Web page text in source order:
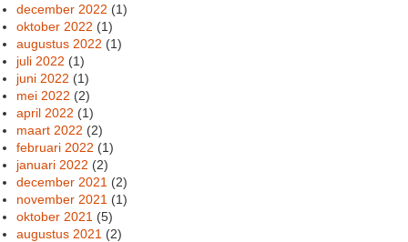
december 2022 (1)
oktober 2022 (1)
augustus 2022 (1)
juli 2022 (1)
juni 2022 (1)
mei 2022 (2)
april 2022 (1)
maart 2022 (2)
februari 2022 (1)
januari 2022 (2)
december 2021 (2)
november 2021 (1)
oktober 2021 (5)
augustus 2021 (2)